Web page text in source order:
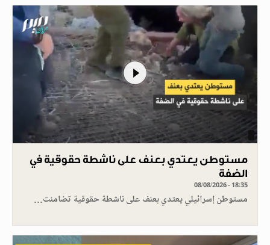
مستوطن يعتدي بعنف على ناشطة حقوقية في
الضفة
08/08/2026 - 18:35
مستوطن إسرائيلي يعتدي بعنف على ناشطة حقوقية تضامنت…